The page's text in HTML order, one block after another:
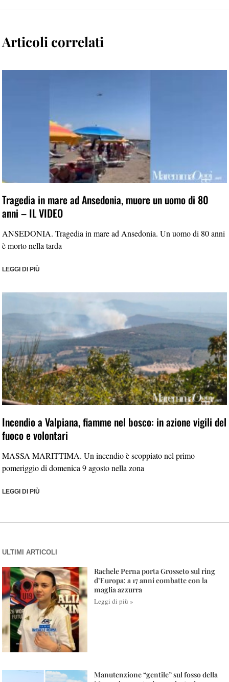
Articoli correlati
Tragedia in mare ad Ansedonia, muore un uomo di 80
anni – IL VIDEO
ANSEDONIA. Tragedia in mare ad Ansedonia. Un uomo di 80 anni
è morto nella tarda
LEGGI DI PIÙ
Incendio a Valpiana, fiamme nel bosco: in azione vigili del
fuoco e volontari
MASSA MARITTIMA. Un incendio è scoppiato nel primo
pomeriggio di domenica 9 agosto nella zona
LEGGI DI PIÙ
ULTIMI ARTICOLI
Rachele Perna porta Grosseto sul ring
d’Europa: a 17 anni combatte con la
maglia azzurra
Leggi di più »
Manutenzione “gentile” sul fosso della